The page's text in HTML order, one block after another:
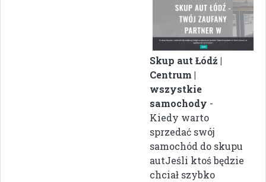
Skup aut Łódź |
Centrum |
wszystkie
samochody -
Kiedy warto
sprzedać swój
samochód do skupu
autJeśli ktoś będzie
chciał szybko